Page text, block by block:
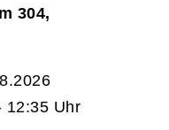
304,
12:35 Uhr